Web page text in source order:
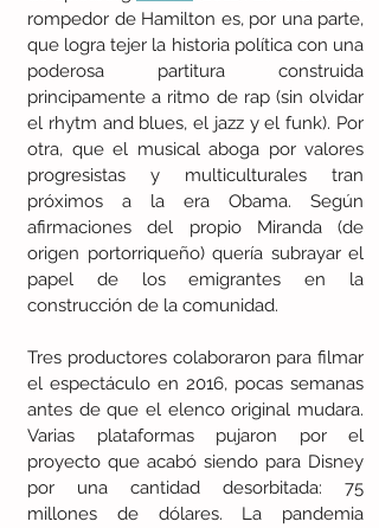
rompedor de Hamilton es, por una parte,
que logra tejer la historia política con una
poderosa partitura construida
principamente a ritmo de rap (sin olvidar
el rhytm and blues, el jazz y el funk). Por
otra, que el musical aboga por valores
progresistas y multiculturales tran
próximos a la era Obama. Según
afirmaciones del propio Miranda (de
origen portorriqueño) quería subrayar el
papel de los emigrantes en la
construcción de la comunidad.
Tres productores colaboraron para filmar
el espectáculo en 2016, pocas semanas
antes de que el elenco original mudara.
Varias plataformas pujaron por el
proyecto que acabó siendo para Disney
por una cantidad desorbitada: 75
millones de dólares. La pandemia